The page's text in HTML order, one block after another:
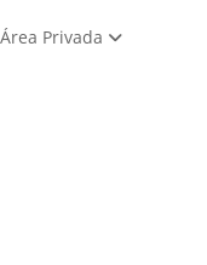
Área Privada